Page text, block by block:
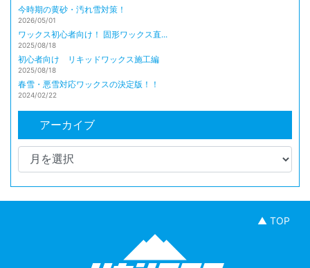
今時期の黄砂・汚れ雪対策！
2026/05/01
ワックス初心者向け！ 固形ワックス直...
2025/08/18
初心者向け リキッドワックス施工編
2025/08/18
春雪・悪雪対応ワックスの決定版！！
2024/02/22
アーカイブ
▲ TOP